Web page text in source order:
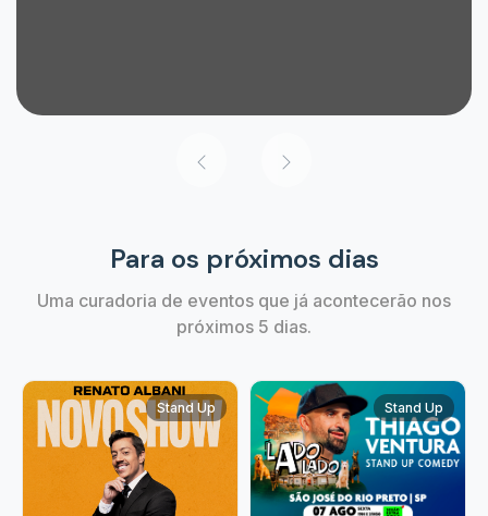
Para os próximos dias
Uma curadoria de eventos que já acontecerão nos
próximos 5 dias.
Stand Up Stand Up